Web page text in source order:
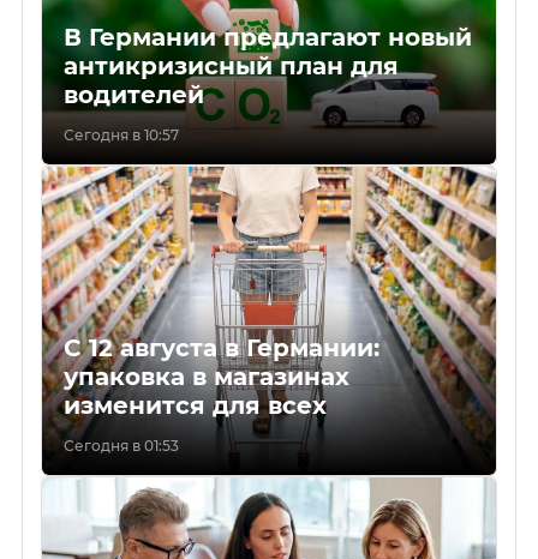
В Германии предлагают новый
антикризисный план для
водителей
Сегодня в 10:57
С 12 августа в Германии:
упаковка в магазинах
изменится для всех
Сегодня в 01:53